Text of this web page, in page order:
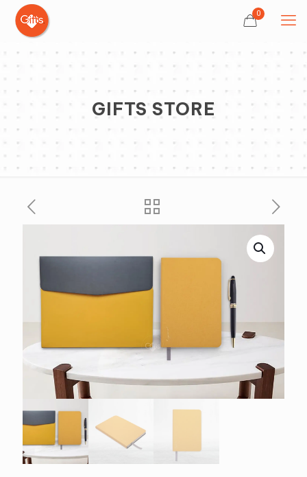
0
GIFTS STORE